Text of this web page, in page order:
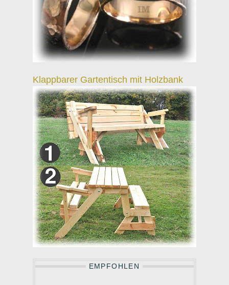
Klappbarer Gartentisch mit Holzbank
EMPFOHLEN